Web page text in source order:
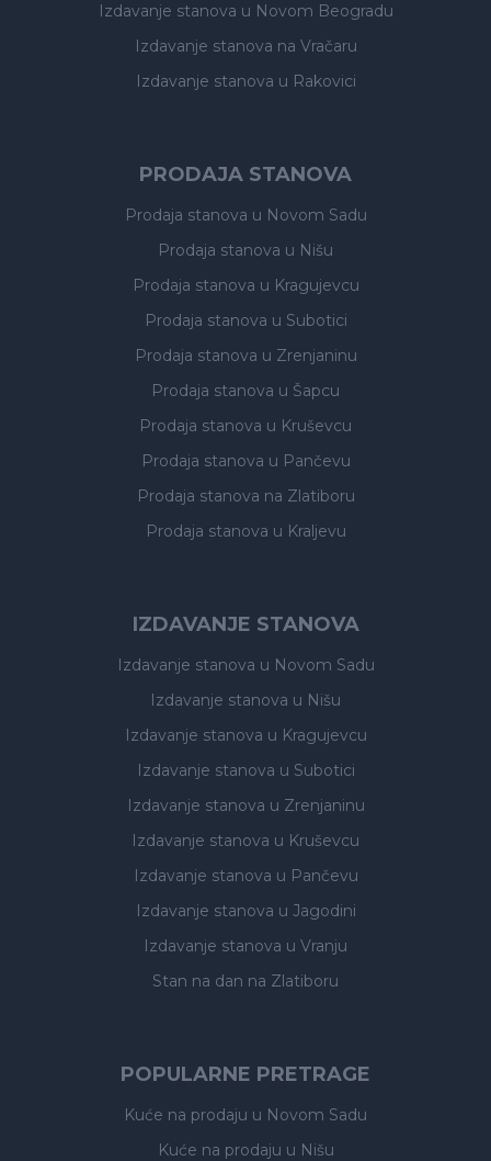
Izdavanje stanova u Novom Beogradu
Izdavanje stanova na Vračaru
Izdavanje stanova u Rakovici
PRODAJA STANOVA
Prodaja stanova u Novom Sadu
Prodaja stanova u Nišu
Prodaja stanova u Kragujevcu
Prodaja stanova u Subotici
Prodaja stanova u Zrenjaninu
Prodaja stanova u Šapcu
Prodaja stanova u Kruševcu
Prodaja stanova u Pančevu
Prodaja stanova na Zlatiboru
Prodaja stanova u Kraljevu
IZDAVANJE STANOVA
Izdavanje stanova u Novom Sadu
Izdavanje stanova u Nišu
Izdavanje stanova u Kragujevcu
Izdavanje stanova u Subotici
Izdavanje stanova u Zrenjaninu
Izdavanje stanova u Kruševcu
Izdavanje stanova u Pančevu
Izdavanje stanova u Jagodini
Izdavanje stanova u Vranju
Stan na dan na Zlatiboru
POPULARNE PRETRAGE
Kuće na prodaju u Novom Sadu
Kuće na prodaju u Nišu